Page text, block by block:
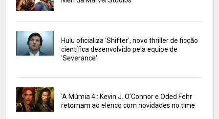
Hulu oficializa 'Shifter', novo thriller de ficção
científica desenvolvido pela equipe de
'Severance'
'A Múmia 4': Kevin J. O’Connor e Oded Fehr
retornam ao elenco com novidades no time